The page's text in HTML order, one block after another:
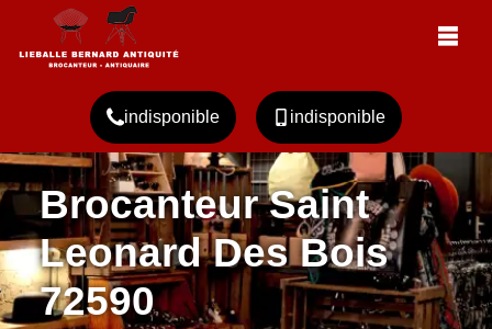
indisponible indisponible
Brocanteur Saint
Leonard Des Bois
72590